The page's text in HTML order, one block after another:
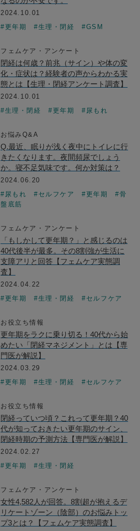
2024.10.01
#更年期
#生理・閉経 #GSM
フェムケア・アンケート
閉経は何歳？前兆（サイン）や体の変
化・症状は？経験者の声からわかる実
態とは【生理・閉経アンケート調査】
2024.10.01
#生理・閉経
#更年期 #尿もれ
お悩みQ&A
Q.最近、眠りが浅く夜中にトイレに行
きたくなります。夜間頻尿でしょう
か。寝不足気味です。何か対策は？
2024.06.20
#尿もれ
#セルフケア #更年期
#骨
盤底筋
フェムケア・アンケート
「もしかして更年期？」と感じるのは
40代後半が最多。その8割強が生活に
支障アリと回答【フェムケア実態調
査】
2024.04.22
#更年期
#生理・閉経 #セルフケア
お役立ち情報
更年期をラクに乗り切る！40代から始
めたい「閉経マネジメント」とは【専
門医が解説】
2024.03.29
#更年期
#生理・閉経 #セルフケア
お役立ち情報
閉経っていつ頃？これって更年期？40
代が知っておきたい更年期のサイン、
閉経時期の予測方法【専門医が解説】
2024.02.27
#更年期
#生理・閉経
フェムケア・アンケート
女性4,582人が回答。8割超が抱えるデ
リケートゾーン（陰部）のお悩みトッ
プ3とは？【フェムケア実態調査】